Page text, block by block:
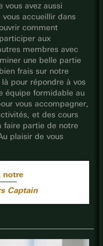
vous avez aussi
accueillir dans
comment
aux
membres avec
une belle partie
frais sur notre
pour répondre à vos
équipe formidable au
vous accompagner,
et des cours
faire partie de notre
plaisir de vous
notre
Captain